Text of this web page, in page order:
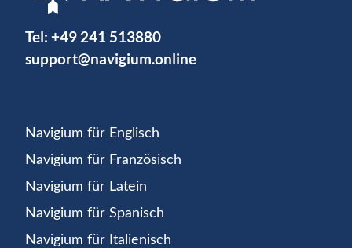
Tel: +49 241 513880
support@navigium.online
Navigium für Englisch
Navigium für Französisch
Navigium für Latein
Navigium für Spanisch
Navigium für Italienisch